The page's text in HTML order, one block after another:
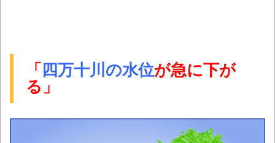
「 四万十川の水位が急に下が
る」